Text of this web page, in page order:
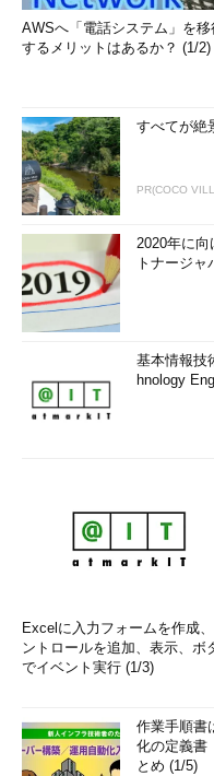
AWSへ「電話システム」を移
するメリットはあるか？ (1/2)
すべてが絶
PR(COCO
2020年に
トナージ
基本情報技
hnology
Excelに入力フォームを作成
ントロールを追加、表示、ボ
でイベント実行 (1/3)
作業手順書
化の定義書
とめ (1/5)